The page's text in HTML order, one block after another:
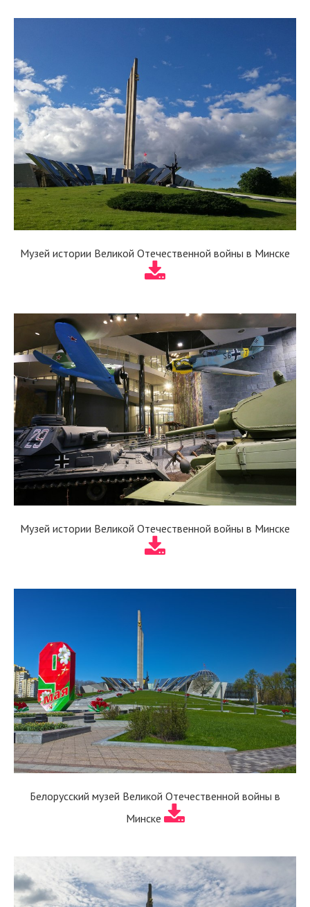
Музей истории Великой Отечественной войны в Минске
Музей истории Великой Отечественной войны в Минске
Белорусский музей Великой Отечественной войны в
Минске